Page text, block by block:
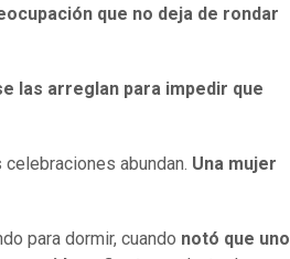
que no deja de rondar
las arreglan para impedir que
abundan. Una mujer
para dormir, cuando notó que uno